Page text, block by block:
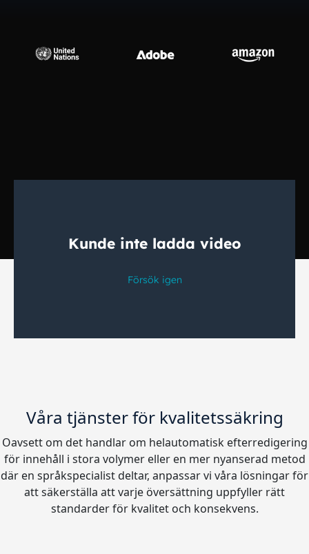
Finans
Våra tjänster för kvalitetssäkring
Oavsett om det handlar om helautomatisk efterredigering
för innehåll i stora volymer eller en mer nyanserad metod
där en språkspecialist deltar, anpassar vi våra lösningar för
att säkerställa att varje översättning uppfyller rätt
standarder för kvalitet och konsekvens.